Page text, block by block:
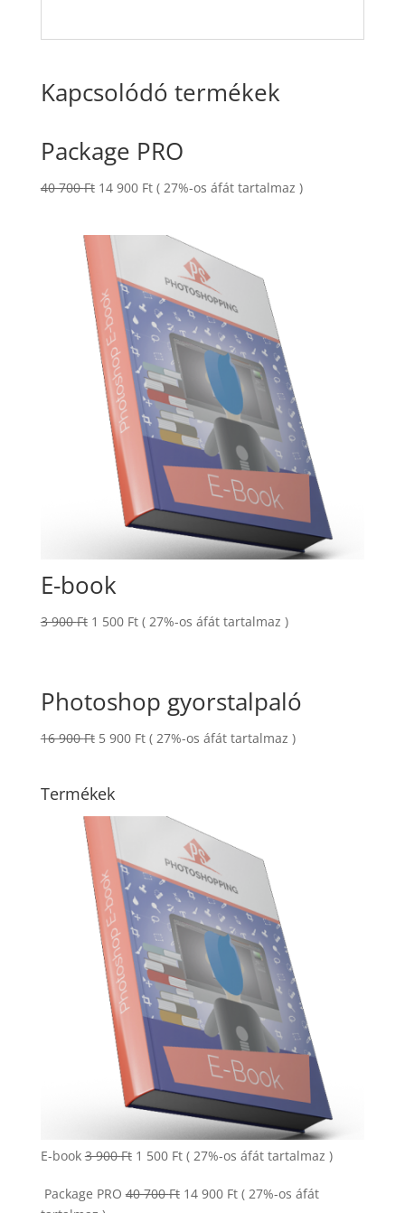
Kapcsolódó termékek
Package PRO
40 700Ft Original
40
700 Ft.
14 900 FtCurrent
900 Ft.
( 27%-os áfát tartalmaz )
E-book
3 900Ft Original
900 Ft.
1 500 FtCurrent
500 Ft.
( 27%-os áfát tartalmaz )
Photoshop gyorstalpaló
16 900Ft Original
16
900 Ft.
5 900 FtCurrent
900 Ft.
( 27%-os áfát tartalmaz )
Termékek
E-book 3 900Ft Original
was:
1 500 FtCurrent
is:
( 27%-os áfát tartalmaz )
Package PRO 40 700Ft Original
14 900 FtCurrent
( 27%-os áfát